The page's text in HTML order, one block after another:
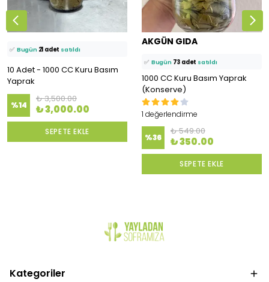
⭐️ Bu ürünü 1190 kişifavoriledi!
🛒 80 kişisepetine ekledi!
✅ Bugün 21 adet satıldı
10 Adet - 1000 CC Kuru Basım
Yaprak
%14
₺ 3,500.00
₺ 3,000.00
SEPETE EKLE
AKGÜN GIDA
Bu ürünü1899 kişifavoriledi!
🛒 115 kişisepetine ekledi!
✅ Bugün 73 adet satıldı
1000 CC Kuru Basım Yaprak
(Konserve)
1 değerlendirme
%36
₺ 549.00
₺ 350.00
SEPETE EKLE
Kategoriler